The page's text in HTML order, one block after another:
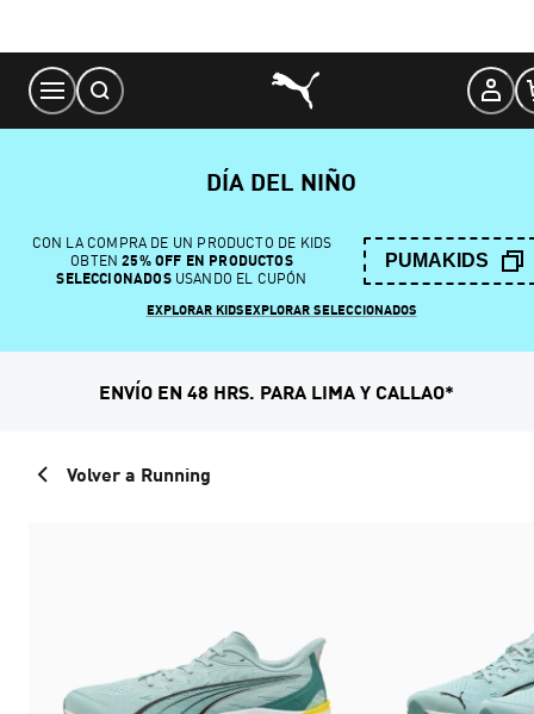
Content
DÍA DEL NIÑO
CON LA COMPRA DE UN PRODUCTO DE KIDS
OBTEN 25% OFF EN PRODUCTOS
SELECCIONADOSUSANDO EL CUPÓN
PUMAKIDS
EXPLORAR KIDSEXPLORAR SELECCIONADOS
ENVÍO EN 48 HRS. PARA LIMA Y CALLAO*
Volver a Running